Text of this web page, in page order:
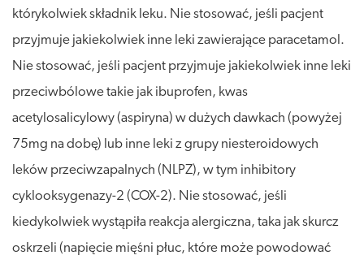
którykolwiek składnik leku. Nie stosować, jeśli pacjent
przyjmuje jakiekolwiek inne leki zawierające paracetamol.
Nie stosować, jeśli pacjent przyjmuje jakiekolwiek inne leki
przeciwbólowe takie jak ibuprofen, kwas
acetylosalicylowy (aspiryna) w dużych dawkach (powyżej
75mg na dobę) lub inne leki z grupy niesteroidowych
leków przeciwzapalnych (NLPZ), w tym inhibitory
cyklooksygenazy-2 (COX-2). Nie stosować, jeśli
kiedykolwiek wystąpiła reakcja alergiczna, taka jak skurcz
oskrzeli (napięcie mięśni płuc, które może powodować